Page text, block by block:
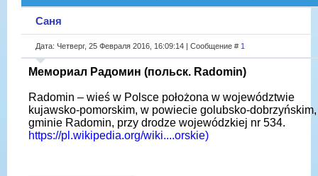
Саня
Дата: Четверг, 25 Февраля 2016, 16:09:14 | Сообщение # 1
Мемориал Радомин (польск. Radomin)
Radomin – wieś w Polsce położona w województwie
kujawsko-pomorskim, w powiecie golubsko-
gminie Radomin, przy drodze wojewódzkiej nr 534.
https://pl.wikipedia.org/wiki....orskie)